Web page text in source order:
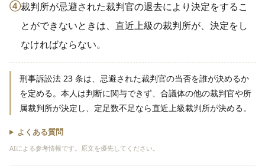
④裁判所が忌避された裁判官の退去により決定をするこ
とができないときは、直近上級の裁判所が、決定をし
なければならない。
刑事訴訟法 23 条は、忌避された裁判官の当否を誰が決めるか
を定める。本人は判断に関与できず、合議体の他の裁判官や所
属裁判所が決定し、定足数不足なら直近上級裁判所が決める。
よくある質問
AIによる参考情報です。原文を優先してください。